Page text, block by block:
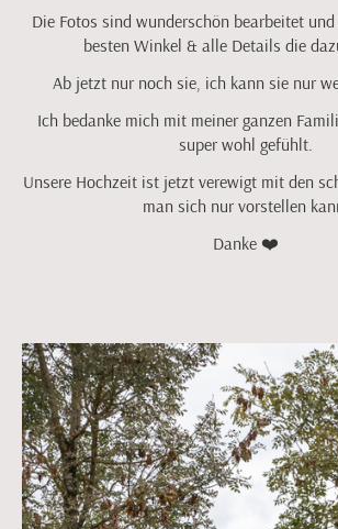
Die Fotos sind wunderschön bearbeitet
besten Winkel & alle Details die
Ab jetzt nur noch sie, ich kann sie nur
Ich bedanke mich mit meiner ganzen
super wohl gefühlt.
Unsere Hochzeit ist jetzt verewigt mit den
man sich nur vorstellen
Danke ❤️